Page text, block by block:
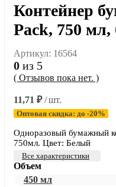
Контейнер
Pack, 750
Артикул: 16564
0 из 5
( Отзывов пока нет. )
11,71 ₽ / шт.
Оптовая скидка: до -20%
Одноразовый бумажный
750мл. Цвет: Белый
Все характеристики
Объем
450 мл